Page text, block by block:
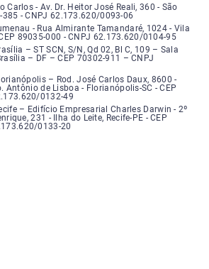
- Endereço: Avenida Doutor Heitor José
Carlos - Av. Dr. Heitor José Reali, 360 - São
385 - CNPJ 62.173.620/0093-06
- Endereço: Rua Almirante Tamandaré,
- Rua Almirante Tamandaré, 1024 - Vila
89035-000 - CNPJ 62.173.620/0104-95
Endereço: Setor Comercial Norte, sem
– ST SCN, S/N, Qd 02, Bl C, 109 – Sala
– DF – CEP 70302-911 – CNPJ
Endereço: Rodovia José Carlos, número
– Rod. José Carlos Daux, 8600 -
Antônio de Lisboa - Florianópolis-SC - CEP
0132-49
Endereço: Edifício Empresarial Charles Darwin,
– Edifício Empresarial Charles Darwin - 2º
231 - Ilha do Leite, Recife-PE - CEP
0133-20